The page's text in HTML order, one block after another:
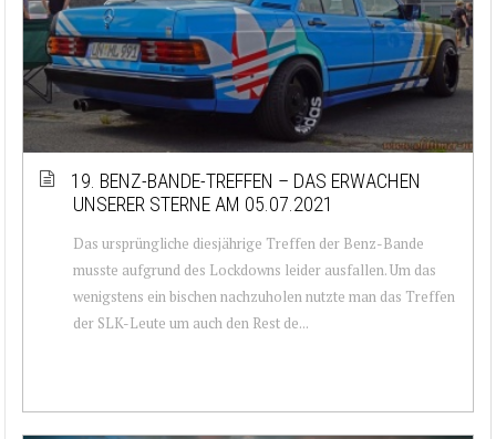
19. BENZ-BANDE-TREFFEN – DAS ERWACHEN
UNSERER STERNE AM 05.07.2021
Das ursprüngliche diesjährige Treffen der Benz-Bande
musste aufgrund des Lockdowns leider ausfallen. Um das
wenigstens ein bischen nachzuholen nutzte man das Treffen
der SLK-Leute um auch den Rest de...